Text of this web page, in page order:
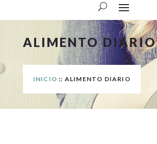
ALIMENTO DIARIO
INICIO :: ALIMENTO DIARIO